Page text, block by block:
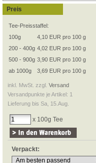
Preis
Tee-Preisstaffel:
100g
4,10 EUR pro 100 g
200 - 400g 4,02 EUR pro 100 g
500 - 900g 3,90 EUR pro 100 g
ab 1000g
3,69 EUR pro 100 g
inkl. MwSt. zzgl. Versand
Versandpunkte je Artikel: 1
Lieferung bis Sa, 15.Aug.
x 100g Tee
Verpackt: